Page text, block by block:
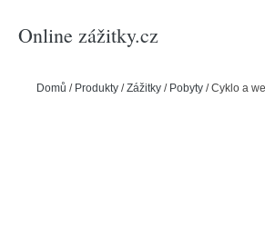
Online zážitky.cz
Domů / Produkty /Zážitky / Pobyty /Cyklo a